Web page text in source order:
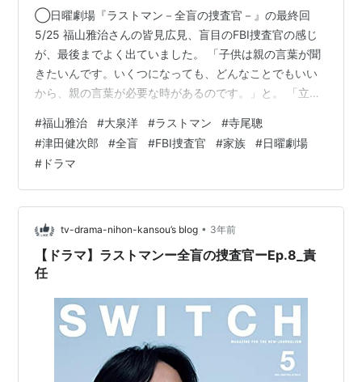
◯日曜劇場『ラストマン－全盲の捜査官－』の最終回
5/25 福山雅治さんの皆見広見、盲目のFBI捜査官の感じ
が、最後までよく出ていました。 「子供は親の言葉が聞
きたいんです。いくつになっても、どんなことでもいい
から、親の言葉が必要な時があるのです。」と。 「立派
ん)。 手錠をかける心太郎(大泉洋さん)。 亡くなる直前、
鎌田(津田健次郎さん)が意識を取り戻し、心太朗を呼ぶ。
「心太朗、腹減ってないか……」 広見も、 「安心してく
ださい、私たちは幸せでした。あなたのおかげで、みん
なに愛されて、生きてきました」 と答えます。 心太朗は
「お父さん、ごめん…
#福山雅治 #大泉洋 #ラストマン #寺尾聰
#津田健次郎 #全盲 #FBI捜査官 #家族 #日曜劇場
# ドラマ
tv-drama-nihon-kansou’s blog • 3年前
【ドラマ】ラストマンー全盲の捜査官ーEp.8_責
任